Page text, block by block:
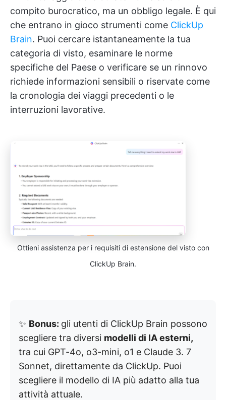
compito burocratico, ma un obbligo legale. È qui
che entrano in gioco strumenti come ClickUp
Brain. Puoi cercare istantaneamente la tua
categoria di visto, esaminare le norme
specifiche del Paese o verificare se un rinnovo
richiede informazioni sensibili o riservate come
la cronologia dei viaggi precedenti o le
interruzioni lavorative.
Ottieni assistenza per i requisiti di estensione del visto con
ClickUp Brain.
✨ Bonus: gli utenti di ClickUp Brain possono
scegliere tra diversi modelli di IA esterni,
tra cui GPT-4o, o3-mini, o1 e Claude 3. 7
Sonnet, direttamente da ClickUp. Puoi
scegliere il modello di IA più adatto alla tua
attività attuale.